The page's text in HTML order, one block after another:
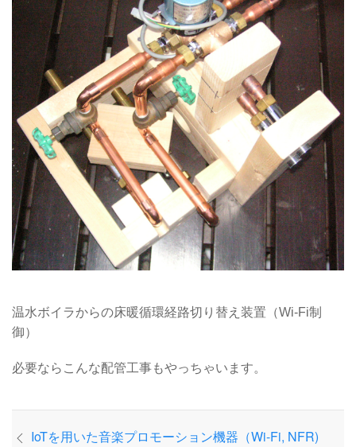
温水ボイラからの床暖循環経路切り替え装置（Wi-Fi制
御）
必要ならこんな配管工事もやっちゃいます。
IoTを用いた音楽プロモーション機器（Wi-Fi, NFR)